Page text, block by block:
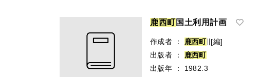
鹿西町国土利用計画
作成者 ： 鹿西町∥[編]
出版者
： 鹿西町
出版年
：
1982.3